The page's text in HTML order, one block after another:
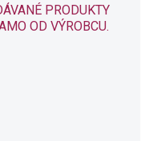
PRODUKTY
OD VÝROBCU.